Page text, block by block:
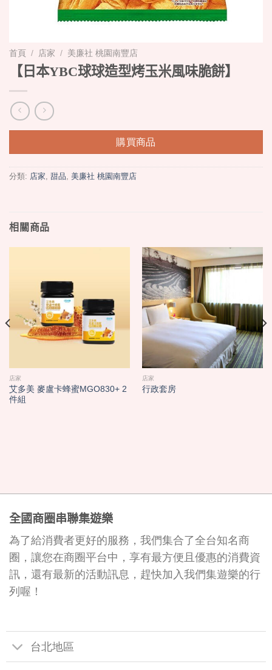
首頁 / 店家 / 美廉社 桃園南豐店
【日本YBC球球造型烤玉米風味脆餅】
購買商品
分類: 店家, 甜品, 美廉社 桃園南豐店
相關商品
店家
艾多美 麥盧卡蜂蜜MGO830+ 2
件組
店家
行政套房
全國商圈串聯集遊樂
為了給消費者更好的服務，我們集合了全台知名商
圈，讓您在商圈平台中，享有最方便且優惠的消費資
訊，還有最新的活動訊息，趕快加入我們集遊樂的行
列喔！
台北地區